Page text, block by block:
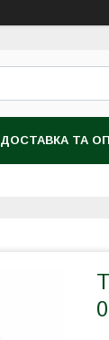
ДОСТАВКА ТА